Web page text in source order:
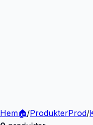
Hem🏠/ProdukterProd/